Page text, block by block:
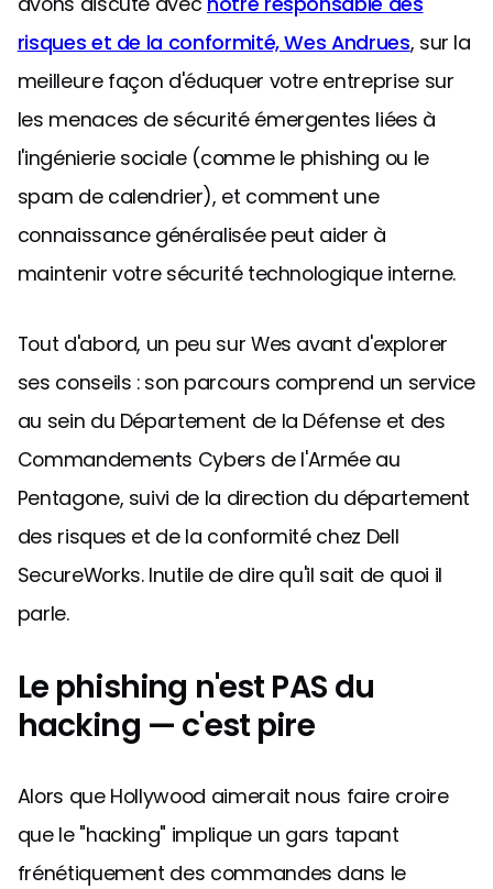
risques et de la conformité, Wes Andrues, sur la
meilleure façon d'éduquer votre entreprise sur
les menaces de sécurité émergentes liées à
l'ingénierie sociale (comme le phishing ou le
spam de calendrier), et comment une
connaissance généralisée peut aider à
maintenir votre sécurité technologique interne.
Tout d'abord, un peu sur Wes avant d'explorer
ses conseils : son parcours comprend un service
au sein du Département de la Défense et des
Commandements Cybers de l'Armée au
Pentagone, suivi de la direction du département
des risques et de la conformité chez Dell
SecureWorks. Inutile de dire qu'il sait de quoi il
parle.
Le phishing n'est PAS du
hacking — c'est pire
Alors que Hollywood aimerait nous faire croire
que le "hacking" implique un gars tapant
frénétiquement des commandes dans le